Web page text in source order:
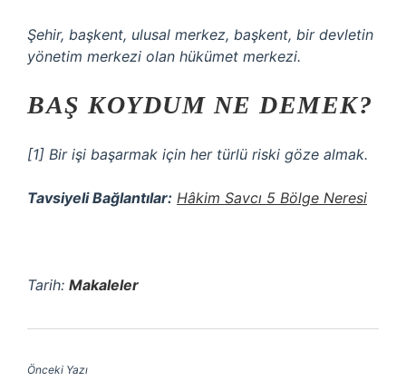
Şehir, başkent, ulusal merkez, başkent, bir devletin
yönetim merkezi olan hükümet merkezi.
BAŞ KOYDUM NE DEMEK?
[1] Bir işi başarmak için her türlü riski göze almak.
Tavsiyeli Bağlantılar: Hâkim Savcı 5 Bölge Neresi
Tarih: Makaleler
Önceki Yazı